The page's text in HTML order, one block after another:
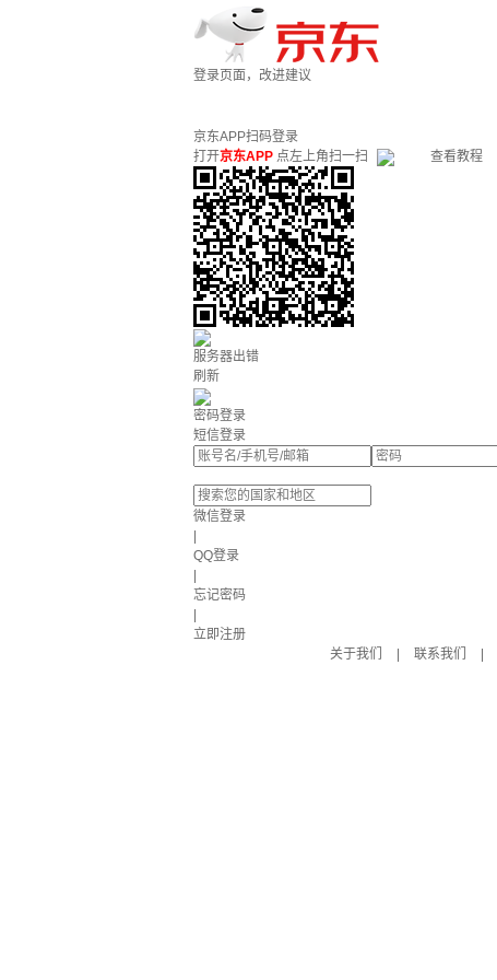
登录页面，改进建议
京东APP扫码登录
打开京东APP 点左上角扫一扫 查看教程
服务器出错
刷新
密码登录
短信登录
微信登录
QQ登录
忘记密码
立即注册
关于我们
联系我们